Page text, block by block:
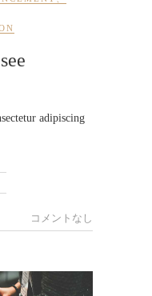
adipiscing
コメントなし